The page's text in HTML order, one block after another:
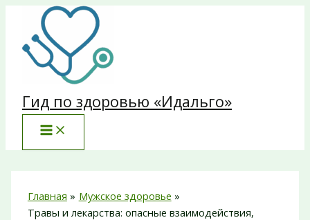
Перейти
содержимому
Гид по здоровью «Идальго»
Главная
Мужское здоровье
Травы и лекарства: опасные взаимодействия,